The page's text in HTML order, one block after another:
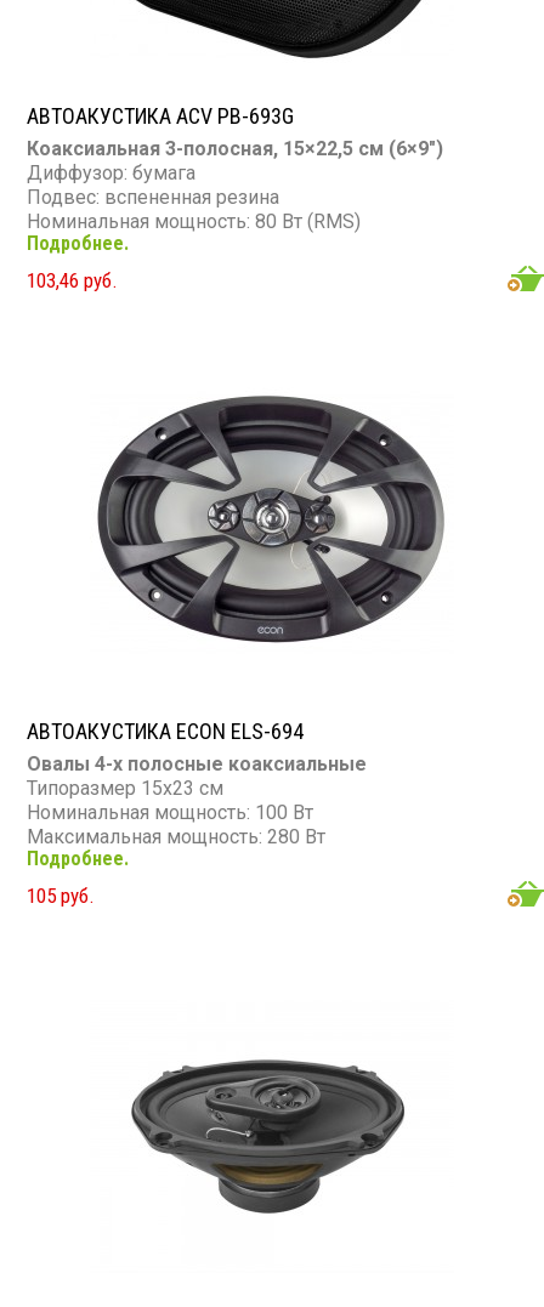
АВТОАКУСТИКА ACV PB-693G
Коаксиальная 3-полосная, 15×22,5 см (6×9″)
Диффузор: бумага
Подвес: вспененная резина
Номинальная мощность: 80 Вт (RMS)
Максимальная мощность: 240 Вт
Диапазон частот: 65 – 20 000 Гц
Чувствительность: 88 дБ
Подробнее.
103,46 руб.
АВТОАКУСТИКА ECON ELS-694
Овалы 4-х полосные коаксиальные
Типоразмер 15х23 см
Номинальная мощность: 100 Вт
Максимальная мощность: 280 Вт
Диапазон частот: 50 - 23 000 Гц
Чувствительность: 91 дБ
Сопротивление: 4 Ом
Подробнее.
105 руб.